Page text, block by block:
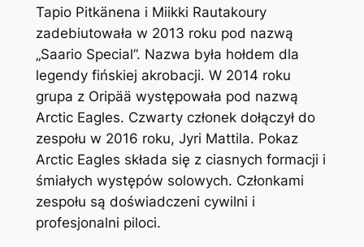
Tapio Pitkänena i Miikki Rautakoury
zadebiutowała w 2013 roku pod nazwą
„Saario Special”. Nazwa była hołdem dla
legendy fińskiej akrobacji. W 2014 roku
grupa z Oripää występowała pod nazwą
Arctic Eagles. Czwarty członek dołączył do
zespołu w 2016 roku, Jyri Mattila. Pokaz
Arctic Eagles składa się z ciasnych formacji i
śmiałych występów solowych. Członkami
zespołu są doświadczeni cywilni i
profesjonalni piloci.